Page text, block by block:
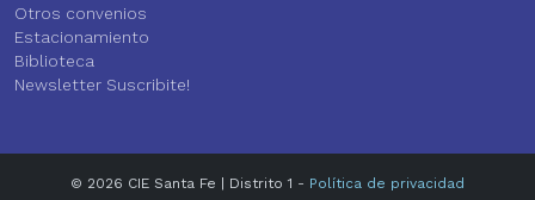
Otros convenios
Estacionamiento
Biblioteca
Newsletter Suscribite!
© 2026 CIE Santa Fe | Distrito 1 - Política de privacidad